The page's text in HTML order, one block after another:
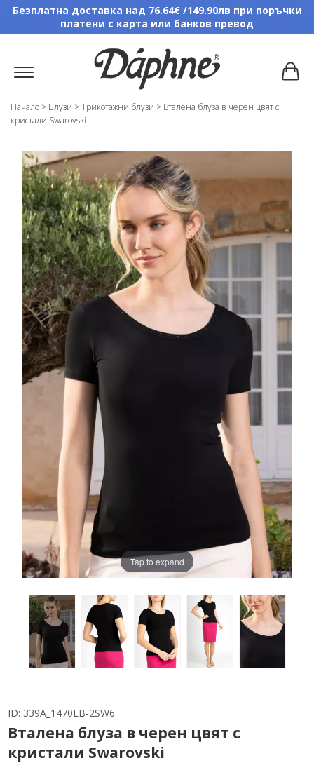
Безплатна доставка над 76.64€ /149.90лв при поръчки
платени с карта или банков превод
Начало > Блузи >Трикотажни блузи > Вталена блуза в черен цвят с
кристали Swarovski
Tap to expand
ID: 339A_1470LB-2SW6
Вталена блуза в черен цвят с
кристали Swarovski